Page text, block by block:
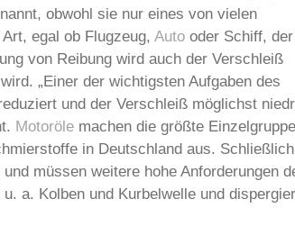
obwohl sie nur eines von vielen
egal ob Flugzeug, Auto oder Schiff, der
von Reibung wird auch der Verschleiß
„Einer der wichtigsten Aufgaben des
und der Verschleiß möglichst
Motoröle machen die größte
in Deutschland aus. Schließlich
müssen weitere hohe Anforderungen
a. Kolben und Kurbelwelle und